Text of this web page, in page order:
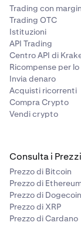
Trading con
Trading OTC
Istituzioni
API Trading
Centro API di
Ricompense per
Invia denaro
Acquisti ricorrenti
Compra Crypto
Vendi crypto
Consulta i Prezzi
Prezzo di Bitcoin
Prezzo di
Prezzo di Dogecoin
Prezzo di XRP
Prezzo di Cardano